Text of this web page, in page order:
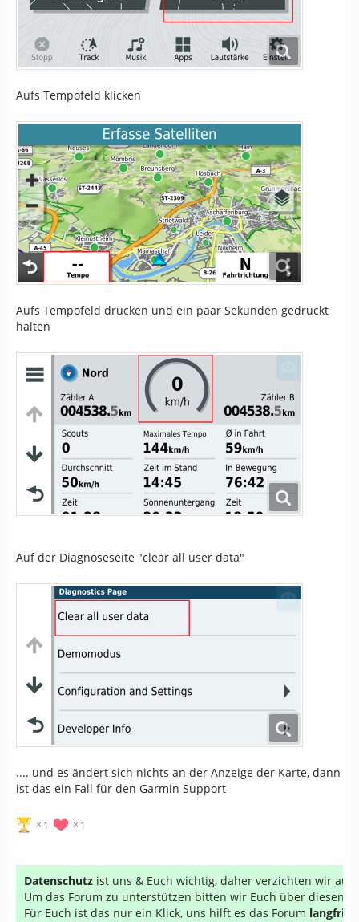
Aufs Tempofeld klicken
Aufs Tempofeld drücken und ein paar Sekunden gedrückt
halten
Auf der Diagnoseseite "clear all user data"
.... und es ändert sich nichts an der Anzeige der Karte, dann
ist das ein Fall für den Garmin Support
1 1
Datenschutz ist uns & Euch wichtig, daher verzichten wir auf
Um das Forum zu unterstützen bitten wir Euch über diesen
Für Euch ist das nur ein Klick, uns hilft es das Forum